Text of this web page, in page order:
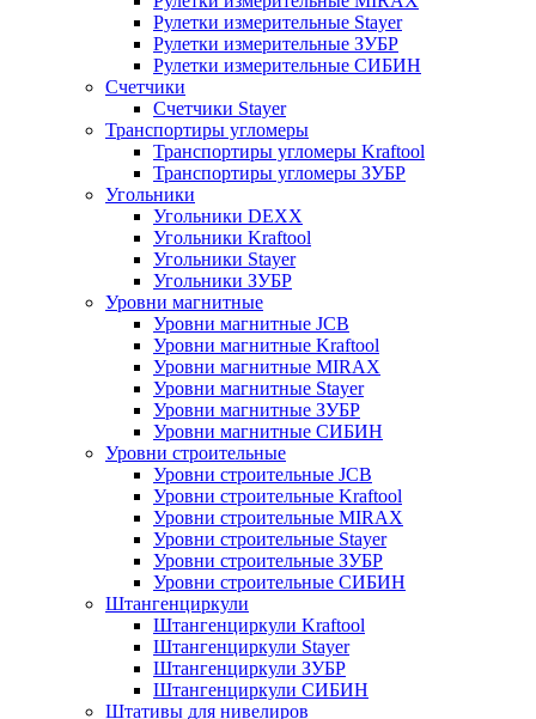
Рулетки измерительные Stayer
Рулетки измерительные ЗУБР
Рулетки измерительные СИБИН
Счетчики
Счетчики Stayer
Транспортиры угломеры
Транспортиры угломеры Kraftool
Транспортиры угломеры ЗУБР
Угольники
Угольники DEXX
Угольники Kraftool
Угольники Stayer
Угольники ЗУБР
Уровни магнитные
Уровни магнитные JCB
Уровни магнитные Kraftool
Уровни магнитные MIRAX
Уровни магнитные Stayer
Уровни магнитные ЗУБР
Уровни магнитные СИБИН
Уровни строительные
Уровни строительные JCB
Уровни строительные Kraftool
Уровни строительные MIRAX
Уровни строительные Stayer
Уровни строительные ЗУБР
Уровни строительные СИБИН
Штангенциркули
Штангенциркули Kraftool
Штангенциркули Stayer
Штангенциркули ЗУБР
Штангенциркули СИБИН
Штативы для нивелиров